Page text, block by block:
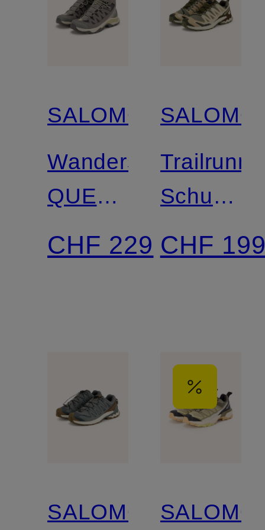
SALOMON
Wanderschuhe
QUEST
ECHO
GTX
CHF 229
Schuhe
XA
PRO
CHF
SALOMON